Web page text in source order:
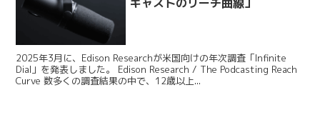
2025年3月に、Edison Researchが米国向けの年次調査「Infinite
Dial」を発表しました。 Edison Research / The Podcasting Reach
Curve 数多くの調査結果の中で、12歳以上...